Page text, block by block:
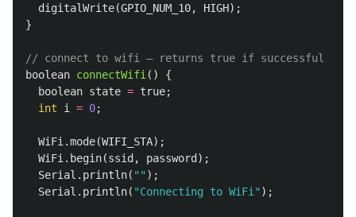
digitalWrite(GPIO_NUM_10, HIGH);
}
// connect to wifi – returns true if successful or
boolean connectWifi ()
{
boolean state = true;
int
i = 0;
WiFi .mode(WIFI_STA);
WiFi . begin(ssid , password );
Serial . println( "" );
Serial . println( "Connecting to WiFi" );